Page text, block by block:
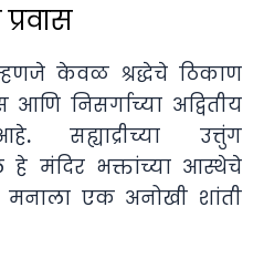
केवळ श्रद्धेचे ठिकाण
आणि निसर्गाच्या अद्वितीय
सह्याद्रीच्या उत्तुंग
हे मंदिर भक्तांच्या आस्थेचे
एक अनोखी शांती